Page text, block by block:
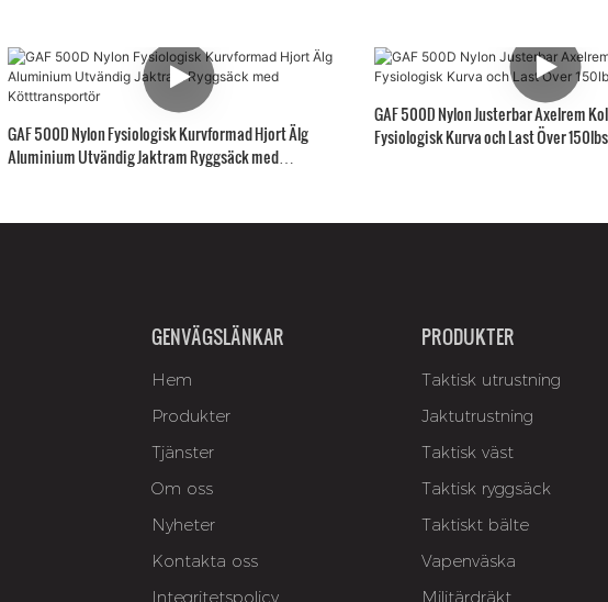
GAF 500D Nylon Fysiologisk Kurvformad Hjort Älg
Aluminium Utvändig Jaktram Ryggsäck med
GAF 500D Nylon Justerbar Axelrem
Fysiologisk Kurva och Last Över
GENVÄGSLÄNKAR
Hem
Produkter
Tjänster
Om oss
Nyheter
Kontakta oss
Integritetspolicy
PRODUKTER
Taktisk utrustning
Jaktutrustning
Taktisk väst
Taktisk ryggsäck
Taktiskt bälte
Vapenväska
Militärdräkt